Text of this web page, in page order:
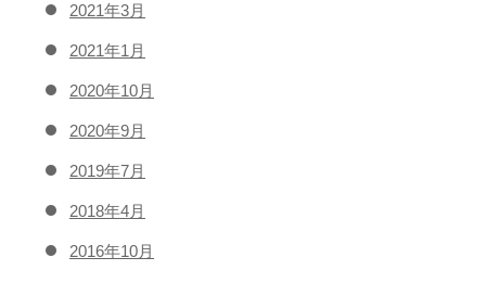
2021年3月
2021年1月
2020年10月
2020年9月
2019年7月
2018年4月
2016年10月